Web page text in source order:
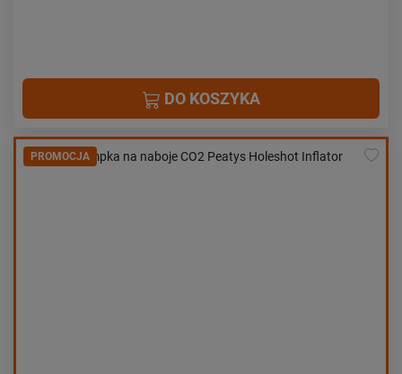
DO KOSZYKA
PROMOCJA